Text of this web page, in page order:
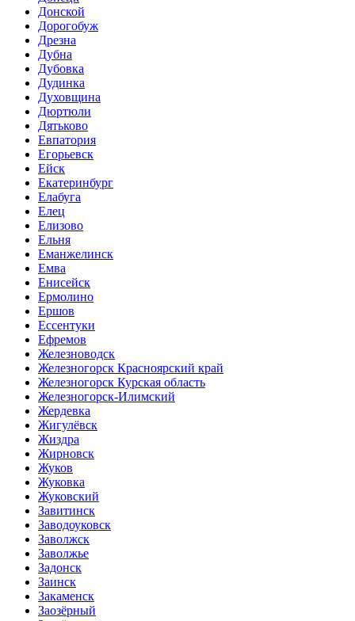
Донской
Дорогобуж
Дрезна
Дубна
Дубовка
Дудинка
Духовщина
Дюртюли
Дятьково
Евпатория
Егорьевск
Ейск
Екатеринбург
Елабуга
Елец
Елизово
Ельня
Еманжелинск
Емва
Енисейск
Ермолино
Ершов
Ессентуки
Ефремов
Железноводск
Железногорск Красноярский край
Железногорск Курская область
Железногорск-Илимский
Жердевка
Жигулёвск
Жиздра
Жирновск
Жуков
Жуковка
Жуковский
Завитинск
Заводоуковск
Заволжск
Заволжье
Задонск
Заинск
Закаменск
Заозёрный